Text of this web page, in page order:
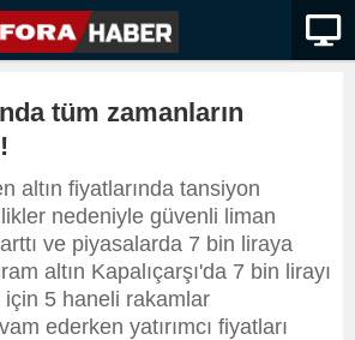
tüm zamanların
altın fiyatlarında tansiyon
nedeniyle güvenli liman
ve piyasalarda 7 bin liraya
altın Kapalıçarşı'da 7 bin lirayı
için 5 haneli rakamlar
ederken yatırımcı fiyatları